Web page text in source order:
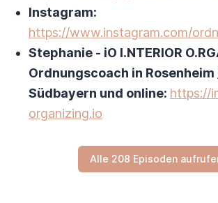
Instagram:
https://www.instagram.com/
Stephanie - iO I.NTERIOR
Ordnungscoach in Rosenheim
Südbayern und online: https://
organizing.io
Alle 208 Episoden